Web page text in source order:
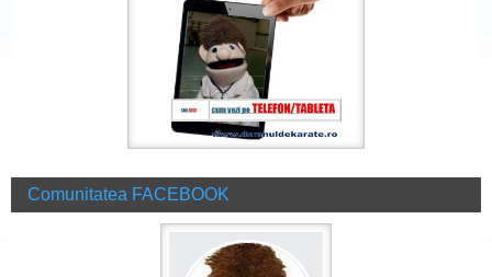
Comunitatea FACEBOOK